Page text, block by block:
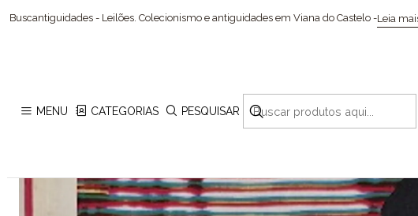
MENU CATEGORIAS PESQUISAR
Buscantiguidades - Leilões. Colecionismo e antiguidades em Viana do Castelo -Leia
Início Coleccionismo